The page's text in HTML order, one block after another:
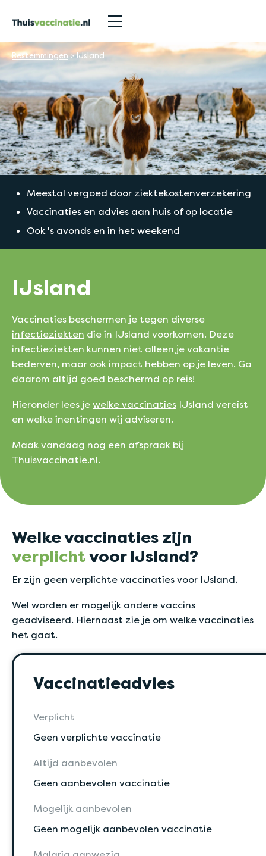
Bestemmingen>IJsland
Meestal vergoed door ziektekostenverzekering
Vaccinaties en advies aan huis of op locatie
Ook 's avonds en in het weekend
IJsland
Vaccinaties beschermen je tegen diverse
infectieziekten die in IJsland voorkomen. Deze
infectieziekten kunnen niet alleen je vakantie
bederven, maar ook impact hebben op je leven. Ga
daarom altijd goed beschermd op reis!
Hieronder lees jewelke vaccinaties IJsland vereist
en welke inentingen wij adviseren.
Maak vandaag nog een afspraak bij
Thuisvaccinatie.nl.
Welke vaccinaties zijn
verplichtvoor IJsland?
Er zijn geen verplichte vaccinaties voor IJsland.
Wel worden er mogelijk andere vaccins
geadviseerd. Hiernaast zie je om welke vaccinaties
het gaat.
Vaccinatieadvies
Verplicht
Geen verplichte vaccinatie
Altijd aanbevolen
Geen aanbevolen vaccinatie
Mogelijk aanbevolen
Geen mogelijk aanbevolen vaccinatie